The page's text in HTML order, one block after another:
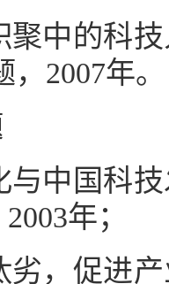
聚中的科
2007年。
与中国科
年；
劣，促进